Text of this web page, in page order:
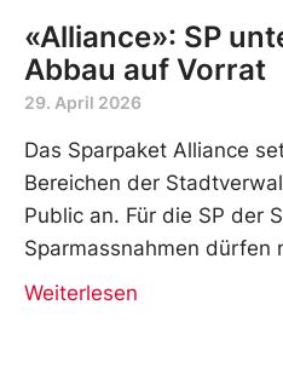
«Alliance»: SP
Abbau auf Vorrat
29. April 2026
Das Sparpaket Alliance
Bereichen der
Public an. Für die SP der
Sparmassnahmen dürfen
Weiterlesen